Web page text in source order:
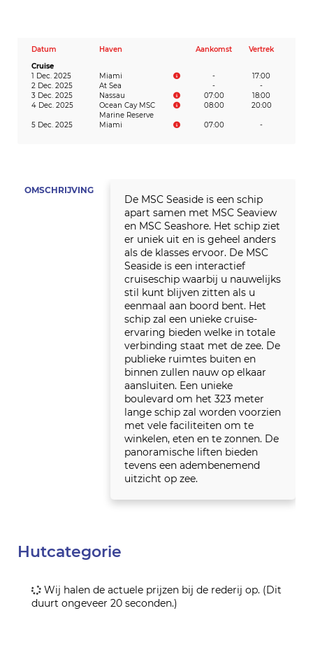
Datum Haven Aankomst
Vertrek
Cruise
1 Dec. 2025
Miami -
17:00
2 Dec. 2025
At Sea -
-
3 Dec. 2025
Nassau 07:00
18:00
4 Dec. 2025
Ocean Cay MSC
Marine Reserve
08:00 20:00
5 Dec. 2025 Miami 07:00 -
OMSCHRIJVING
De MSC Seaside is een schip
apart samen met MSC Seaview
en MSC Seashore. Het schip ziet
er uniek uit en is geheel anders
als de klasses ervoor. De MSC
Seaside is een interactief
cruiseschip waarbij u nauwelijks
stil kunt blijven zitten als u
eenmaal aan boord bent. Het
schip zal een unieke cruise-
ervaring bieden welke in totale
verbinding staat met de zee. De
publieke ruimtes buiten en
binnen zullen nauw op elkaar
aansluiten. Een unieke
boulevard om het 323 meter
lange schip zal worden voorzien
met vele faciliteiten om te
winkelen, eten en te zonnen. De
panoramische liften bieden
tevens een adembenemend
uitzicht op zee.
Hutcategorie
Wij halen de actuele prijzen bij de rederij op. (Dit
duurt ongeveer 20 seconden.)